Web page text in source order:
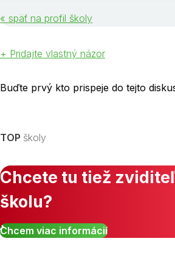
« späť na profil školy
+ Pridajte vlastný názor
Buďte prvý kto prispeje do tejto
TOP školy
Chcete tu tiež
školu?
Chcem viac informácií